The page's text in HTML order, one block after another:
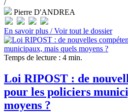
/
Pierre D'ANDREA
En savoir plus /Voir tout le dossier
Temps de lecture : 4 min.
Loi RIPOST : de
pour les policiers
moyens ?